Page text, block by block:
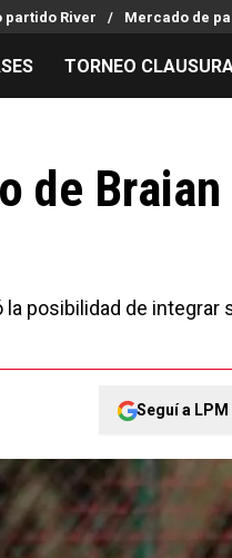
partido River Mercado de
Streaming
Entradas
TORNEO
de Braian
posibilidad de integrar
Seguí a